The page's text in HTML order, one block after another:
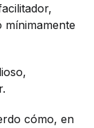
mínimamente
cómo, en